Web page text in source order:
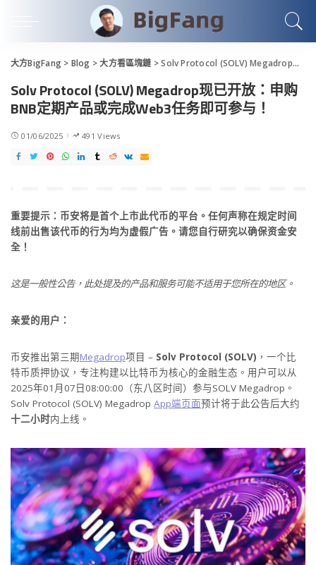
大方BigFang > Blog >大方看區塊鏈 >Solv Protocol (SOLV) Megadrop现已开放：申购BNB定期产品或完成Web3任务即可参与！
Solv Protocol (SOLV) Megadrop现已开放：申购
BNB定期产品或完成Web3任务即可参与！
01/06/2025 491 Views
重要提示：币安将是首个上市此代币的平台。任何声称在规定时间
线前出售该代币的行为均为虚假广告。请您自行研究以确保资金安
全！
这是一般性公告，此处提及的产品和服务可能不适用于您所在的地区。
亲爱的用户：
币安推出第三期Megadrop项目 – Solv Protocol (SOLV) ，一个比
特币质押协议，专注构建以比特币为核心的金融生态。用户可以从
2025年01月07日08:00:00（东八区时间）参与SOLV Megadrop。
Solv Protocol (SOLV) Megadrop App端页面预计将于此公告后大约
十二小时内上线。